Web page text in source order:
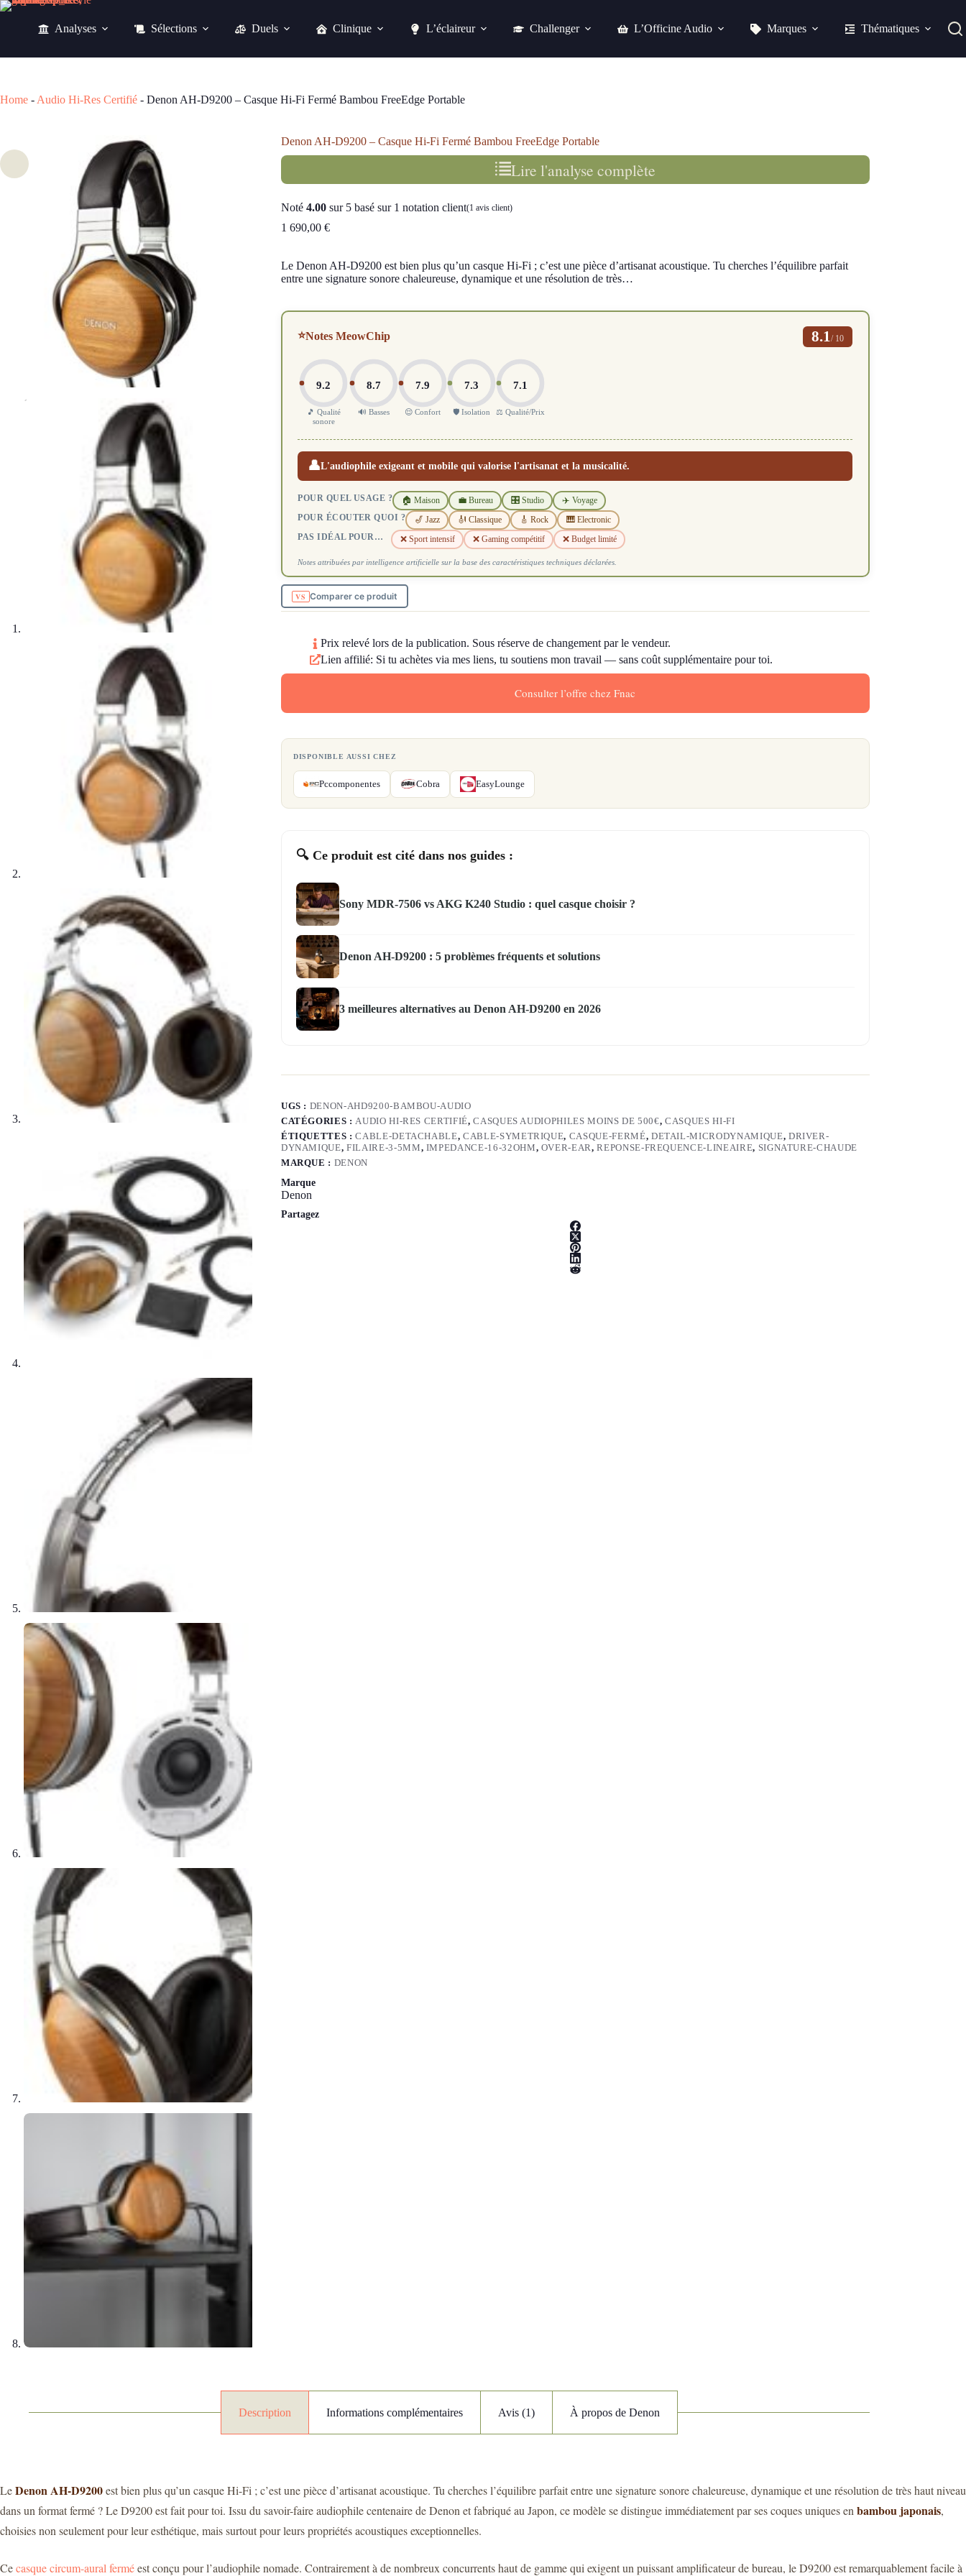
Passer
Analyses Sélections Duels Clinique L’éclaireur Challenger L’Officine Audio Marques Thématiques
Home - Audio Hi-Res Certifié - Denon AH-D9200 – Casque Hi-Fi Fermé Bambou FreeEdge Portable
Denon AH-D9200 – Casque Hi-Fi Fermé Bambou FreeEdge Portable
Lire l'analyse complète
Noté 4.00sur 5 basé sur 1 notation client(1 avis client)
1 690,00 €
Le Denon AH-D9200 est bien plus qu’un casque Hi-Fi ; c’est une pièce d’artisanat acoustique. Tu cherches l’équilibre parfait
entre une signature sonore chaleureuse, dynamique et une résolution de très…
⭐Notes MeowChip 8.1/ 10
9.2
🎵 Qualité
sonore
8.7
🔊 Basses
7.9
😌 Confort
7.3
🛡️ Isolation
7.1
⚖️ Qualité/Prix
👤L'audiophile exigeant et mobile qui valorise l'artisanat et la musicalité.
POUR QUEL USAGE ? 🏠 Maison 💼 Bureau 🎛️ Studio ✈️ Voyage
POUR ÉCOUTER QUOI ? 🎷 Jazz 🎻 Classique 🎸 Rock 🎹 Electronic
PAS IDÉAL POUR… ❌ Sport intensif ❌ Gaming compétitif ❌ Budget limité
Notes attribuées par intelligence artificielle sur la base des caractéristiques techniques déclarées.
Comparer ce produit
Prix relevé lors de la publication. Sous réserve de changement par le vendeur.
Lien affilié: Si tu achètes via mes liens, tu soutiens mon travail — sans coût supplémentaire pour toi.
Consulter l’offre chez Fnac
DISPONIBLE AUSSI CHEZ
Pccomponentes Cobra EasyLounge
🔍 Ce produit est cité dans nos guides :
Sony MDR-7506 vs AKG K240 Studio : quel casque choisir ?
Denon AH-D9200 : 5 problèmes fréquents et solutions
3 meilleures alternatives au Denon AH-D9200 en 2026
UGS : DENON-AHD9200-BAMBOU-AUDIO
CATÉGORIES : AUDIO HI-RES CERTIFIÉ,CASQUES AUDIOPHILES MOINS DE 500€,CASQUES HI-FI
ÉTIQUETTES :CABLE-DETACHABLE,CABLE-SYMETRIQUE, CASQUE-FERMÉ, DETAIL-MICRODYNAMIQUE, DRIVER-
DYNAMIQUE,FILAIRE-3-5MM, IMPEDANCE-16-32OHM, OVER-EAR,REPONSE-FREQUENCE-LINEAIRE, SIGNATURE-CHAUDE
MARQUE : DENON
Marque
Denon
Partagez
Description Informations complémentaires Avis (1) À propos de Denon
LeDenon AH-D9200est bien plus qu’un casque Hi-Fi ; c’est une pièce d’artisanat acoustique. Tu cherches l’équilibre parfait entre une signature sonore chaleureuse, dynamique et une résolution de très haut niveau
dans un format fermé ? Le D9200 est fait pour toi. Issu du savoir-faire audiophile centenaire de Denon et fabriqué au Japon, ce modèle se distingue immédiatement par ses coques uniques enbambou japonais,
choisies non seulement pour leur esthétique, mais surtout pour leurs propriétés acoustiques exceptionnelles.
Cecasque circum-aural ferméest conçu pour l’audiophile nomade. Contrairement à de nombreux concurrents haut de gamme qui exigent un puissant amplificateur de bureau, le D9200 est remarquablement facile à